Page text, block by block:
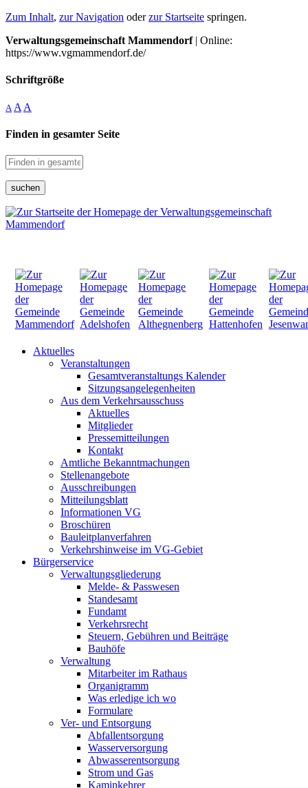
Zum Inhalt, zur Navigation oderzur Startseite springen.
Verwaltungsgemeinschaft Mammendorf| Online:
https://www.vgmammendorf.de/
Schriftgröße
A A A
Finden in gesamter Seite
suchen
Aktuelles
Veranstaltungen
Gesamtveranstaltungs Kalender
Sitzungsangelegenheiten
Aus dem Verkehrsausschuss
Aktuelles
Mitglieder
Pressemitteilungen
Kontakt
Amtliche Bekanntmachungen
Stellenangebote
Ausschreibungen
Mitteilungsblatt
Informationen VG
Broschüren
Bauleitplanverfahren
Verkehrshinweise im VG-Gebiet
Bürgerservice
Verwaltungsgliederung
Melde- & Passwesen
Standesamt
Fundamt
Verkehrsrecht
Steuern, Gebühren und Beiträge
Bauhöfe
Verwaltung
Mitarbeiter im Rathaus
Organigramm
Was erledige ich wo
Formulare
Ver- und Entsorgung
Abfallentsorgung
Wasserversorgung
Abwasserentsorgung
Strom und Gas
Kaminkehrer